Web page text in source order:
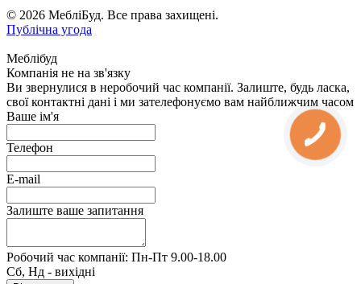
© 2026 МебліБуд. Все права захищені.
Публічна угода
Меблібуд
Компанія не на зв'язку
Ви звернулися в неробочий час компанії. Залиште, будь ласка,
свої контактні дані і ми зателефонуємо вам найближчим часом
Ваше ім'я
Телефон
E-mail
Залиште ваше запитання
Робочий час компанії: Пн-Пт 9.00-18.00
Сб, Нд - вихідні